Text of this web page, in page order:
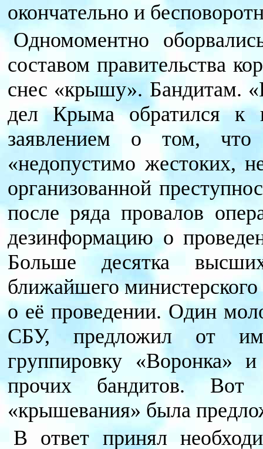
окончательно и
Одномоментно
составом правительства
снес «крышу». Бандитам.
дел Крыма обратился к
заявлением о том,
«недопустимо жестоких,
организованной
после ряда провалов
дезинформацию о
Больше десятка
ближайшего
о её проведении. Один
СБУ, предложил от
группировку «Воронка»
прочих бандитов. Вот
«крышевания» была
В ответ принял